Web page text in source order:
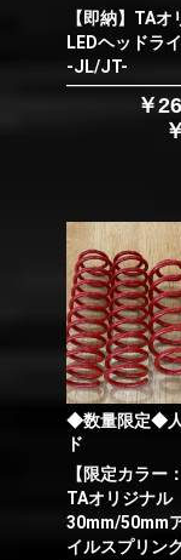
【即納】TAオ
LEDヘッドラ
-JL/JT-
￥
◆数量限定◆
ド
【限定カラー
TAオリジナル
30mm/50mm
イルスプリ